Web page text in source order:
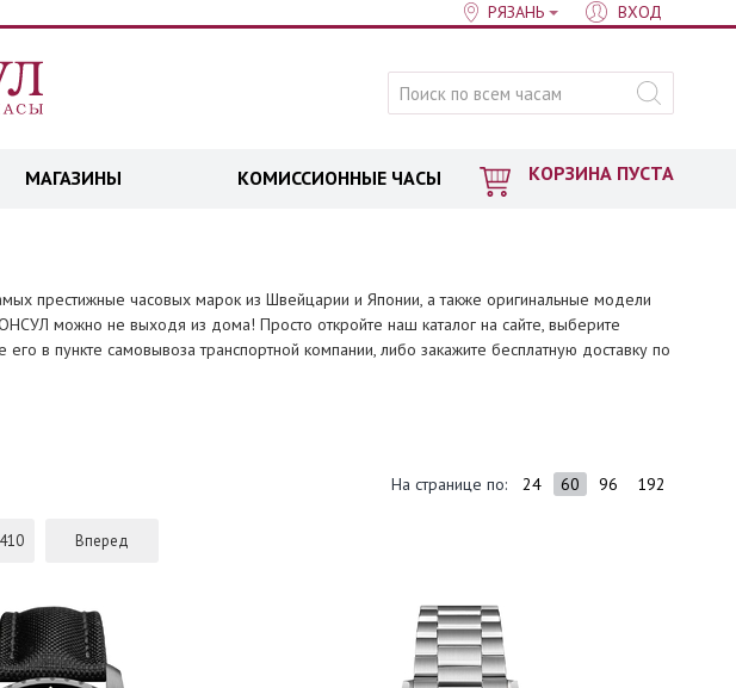
РЯЗАНЬ ВХОД
КОРЗИНА ПУСТА
МАГАЗИНЫ КОМИССИОННЫЕ ЧАСЫ
престижные часовых марок из Швейцарии и Японии, а также оригинальные модели
можно не выходя из дома! Просто откройте наш каталог на сайте, выберите
в пункте самовывоза транспортной компании, либо закажите бесплатную доставку по
На странице по: 24 60 96 192
410 Вперед